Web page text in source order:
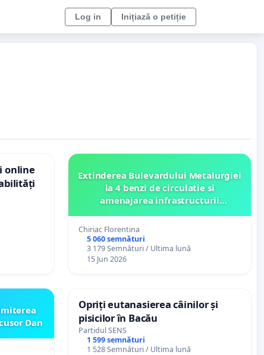
Log in Inițiază o petiție
online
Extinderea Bulevardului Metalurgiei
la 4 benzi de circulatie si
amenajarea infrastructurii
Chiriac Florentina
5 060 semnături
3 179 Semnături / Ultima lună
15 Jun 2026
Dan
Opriți eutanasierea câinilor și
pisicilor în Bacău
Partidul SENS
1 599 semnături
1 528 Semnături / Ultima lună